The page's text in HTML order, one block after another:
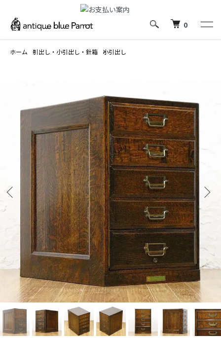
0
ホーム 引出し・小引出し・針箱 小引出し